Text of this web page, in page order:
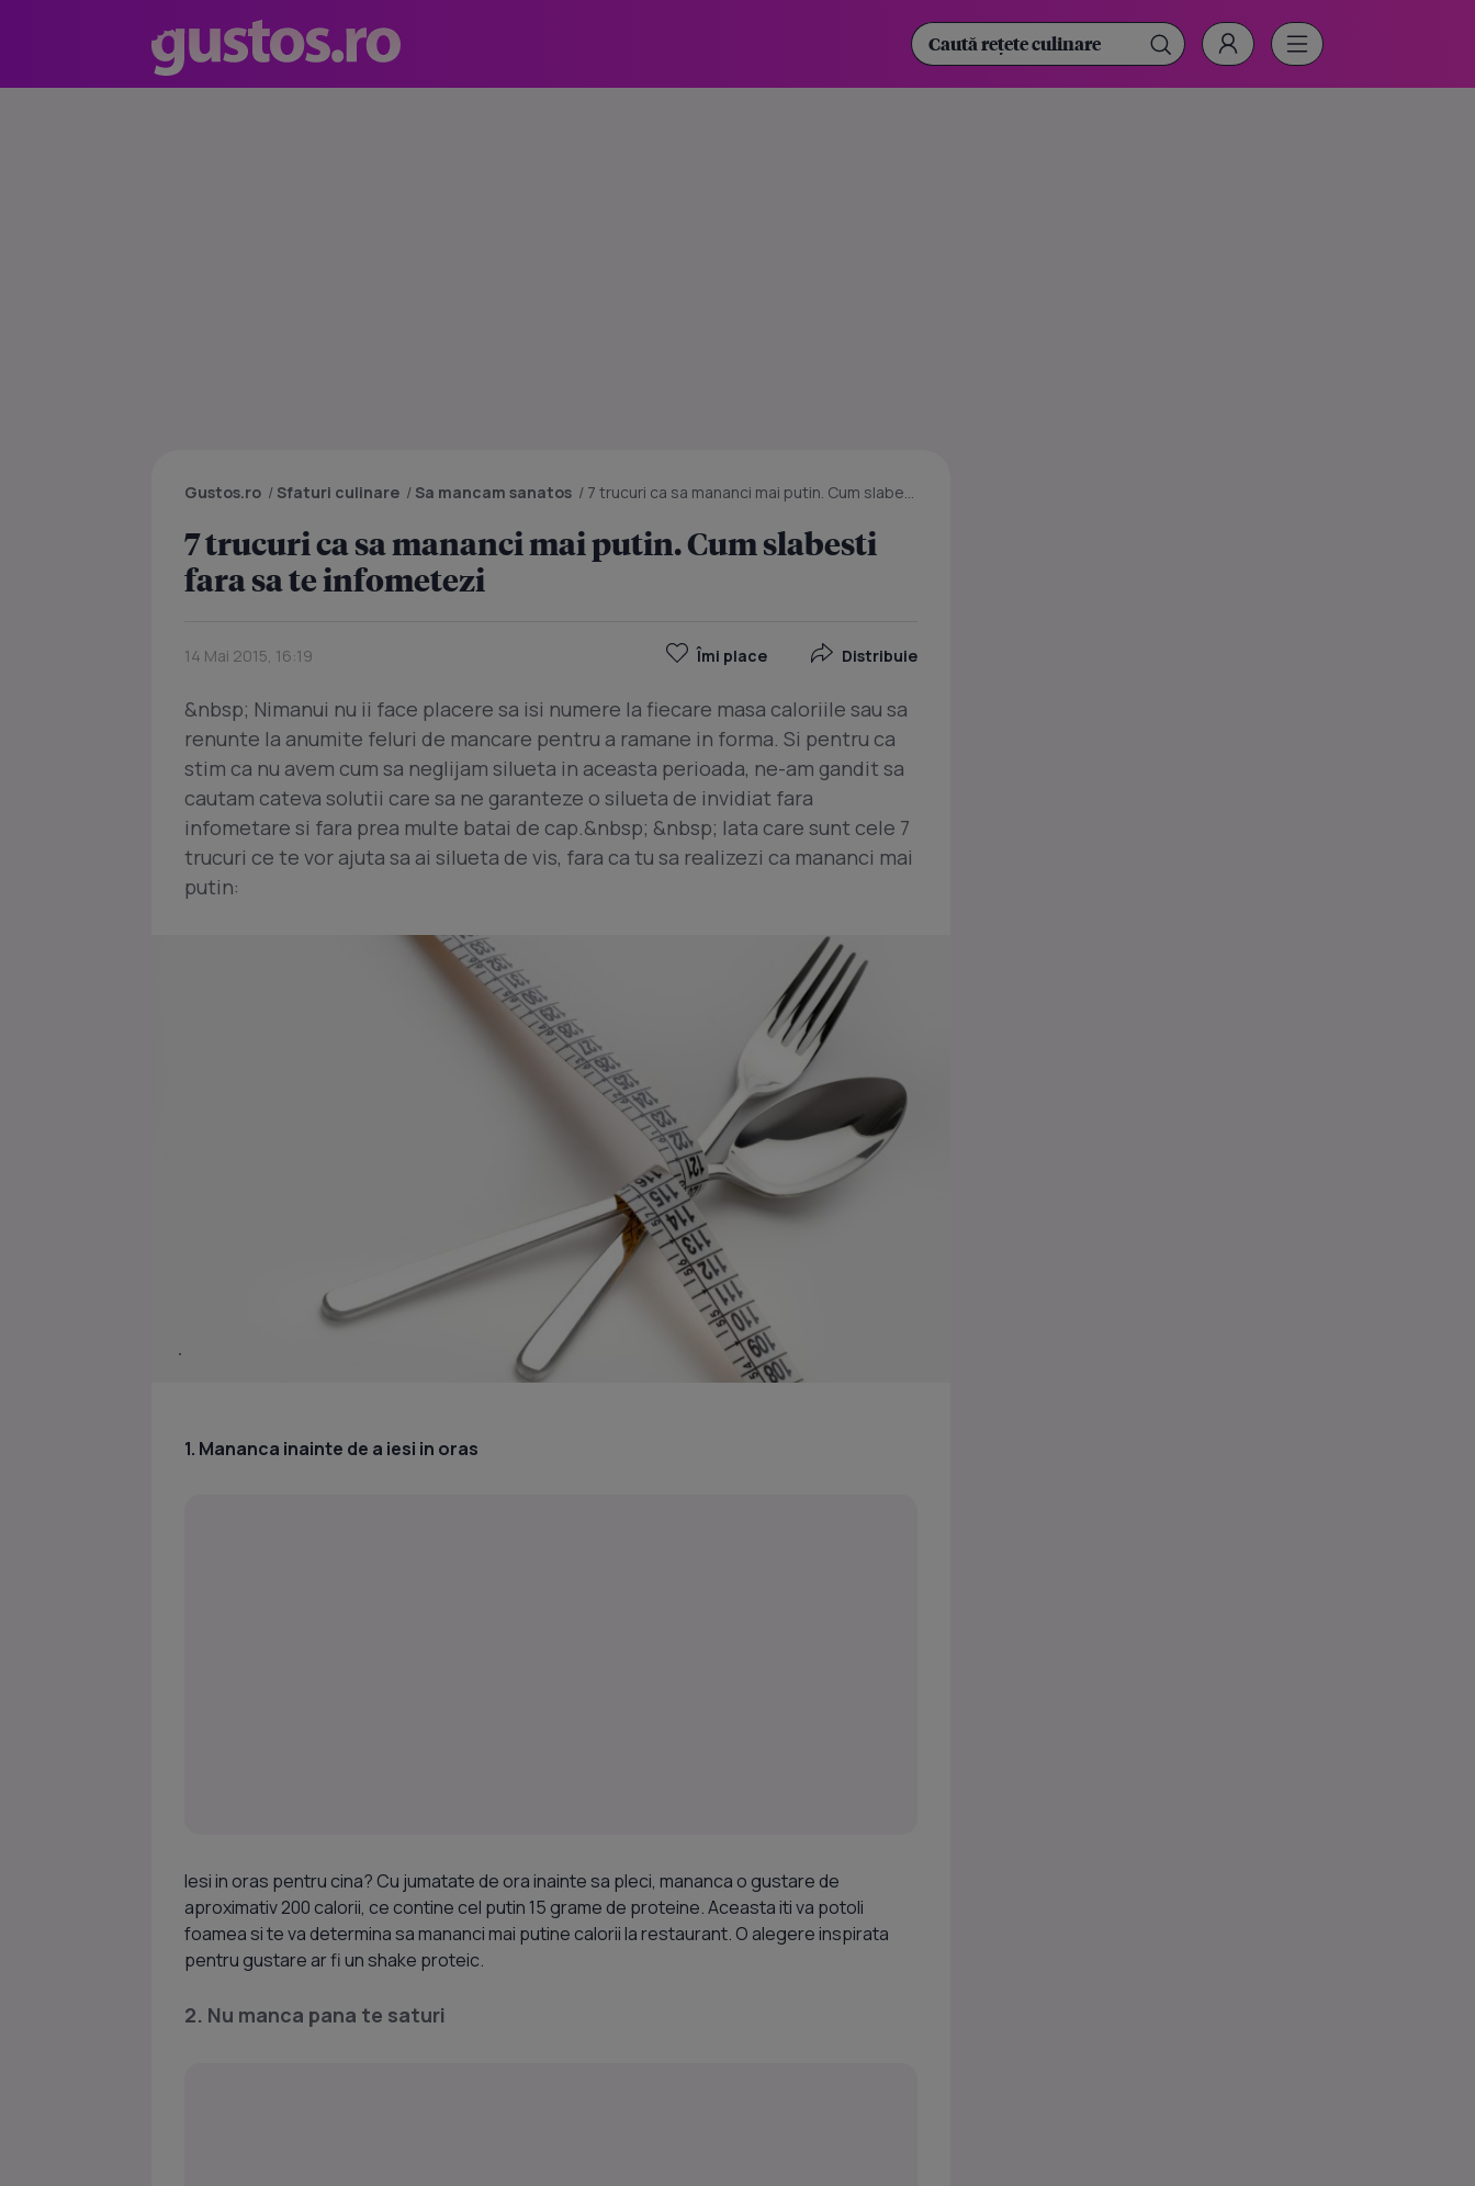
Gustos.ro / Sfaturi culinare / Sa mancam sanatos / 7 trucuri ca sa mananci mai putin. Cum slabesti fara sa te infometezi
7 trucuri ca sa mananci mai putin. Cum slabesti
fara sa te infometezi
14 Mai 2015, 16:19 Îmi place Distribuie
&nbsp; Nimanui nu ii face placere sa isi numere la fiecare masa caloriile sau sa
renunte la anumite feluri de mancare pentru a ramane in forma. Si pentru ca
stim ca nu avem cum sa neglijam silueta in aceasta perioada, ne-am gandit sa
cautam cateva solutii care sa ne garanteze o silueta de invidiat fara
infometare si fara prea multe batai de cap.&nbsp; &nbsp; Iata care sunt cele 7
trucuri ce te vor ajuta sa ai silueta de vis, fara ca tu sa realizezi ca mananci mai
putin:
1. Mananca inainte de a iesi in oras
Iesi in oras pentru cina? Cu jumatate de ora inainte sa pleci, mananca o gustare de
aproximativ 200 calorii, ce contine cel putin 15 grame de proteine. Aceasta iti va potoli
foamea si te va determina sa mananci mai putine calorii la restaurant. O alegere inspirata
pentru gustare ar fi un shake proteic.
2. Nu manca pana te saturi